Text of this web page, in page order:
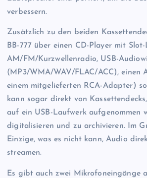
verbessern.
Zusätzlich zu den beiden
BB-777 über einen CD-Player mit
AM/FM/Kurzwellenradio, USB-
(MP3/WMA/WAV/FLAC/ACC), einen
einem mitgelieferten RCA-Adapter)
kann sogar direkt von
auf ein USB-Laufwerk aufgenommen
digitalisieren und zu archivieren. Im
Einzige, was es nicht kann, Audio
streamen.
Es gibt auch zwei Mikrofoneingänge